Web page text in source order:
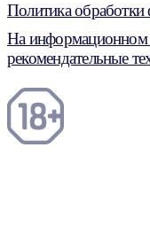
Политика обработки
На информационном
рекомендательные